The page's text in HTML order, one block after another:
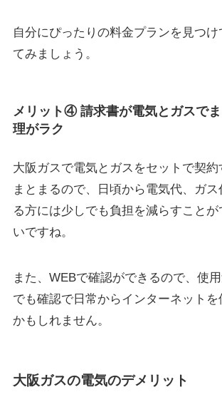
自分にぴったりの料金プランを見つけ
てみましょう。
メリット④ 請求書が電気とガスで
理がラク
大阪ガスで電気とガスをセットで契
まとまるので、日頃から電気代、ガ
る方には少しでも負担を減らすことが
いですね。
また、WEBで確認ができるので、使
でも確認で日常からインターネットを
かもしれません。
大阪ガスの電気のデメリット